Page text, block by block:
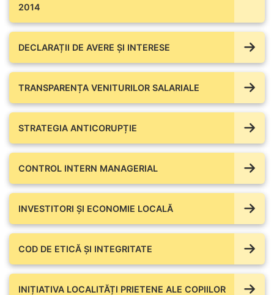
2014
DECLARAȚII DE AVERE ŞI INTERESE
TRANSPARENȚA VENITURILOR SALARIALE
STRATEGIA ANTICORUPȚIE
CONTROL INTERN MANAGERIAL
INVESTITORI ȘI ECONOMIE LOCALĂ
COD DE ETICĂ ȘI INTEGRITATE
INIȚIATIVA LOCALITĂȚI PRIETENE ALE COPIILOR